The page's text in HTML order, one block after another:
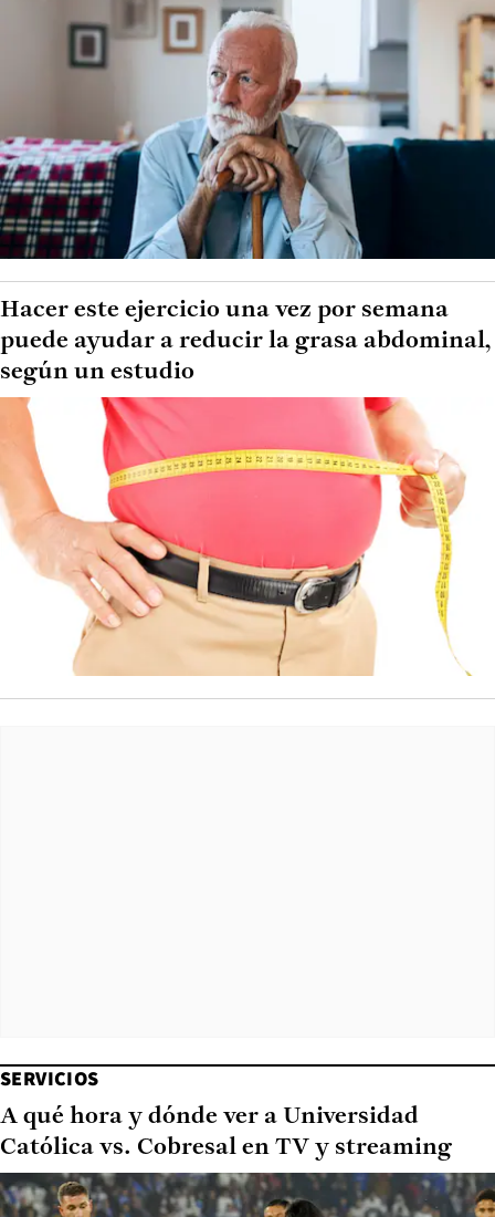
Hacer este ejercicio una vez por semana
puede ayudar a reducir la grasa abdominal,
según un estudio
SERVICIOS
A qué hora y dónde ver a Universidad
Católica vs. Cobresal en TV y streaming